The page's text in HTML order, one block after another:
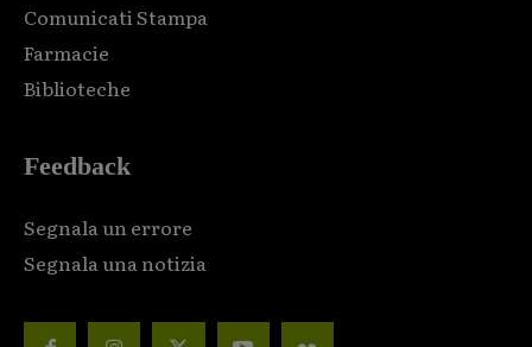
Comunicati Stampa
Farmacie
Biblioteche
Feedback
Segnala un errore
Segnala una notizia